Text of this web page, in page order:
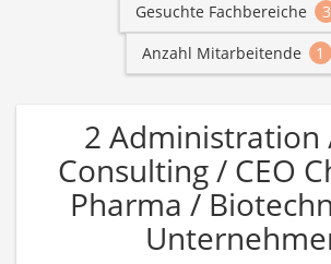
Gesuchte Fachbereiche
3
Anzahl Mitarbeitende
1
2 Administration
Consulting / CEO
Pharma /